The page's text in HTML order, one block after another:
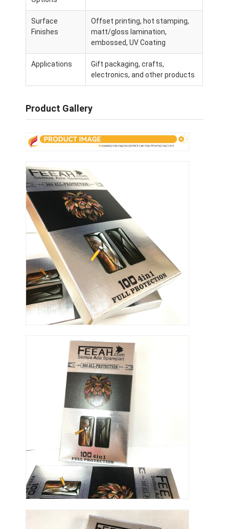
Visite de l'usine
Contrôle de qualité
Contactez-nous
Impression de boîtes d'emballage
Boîte de empaquetage cosmétique
Boîte d'emballage électronique
sacs de papier de cadeau
Boîte-cadeau rigide
boîte de papier pliante
boîte d'affichage
Les étagères de vente au détail
Étiquette adhésive
Sac facial d'emballage de masque
Impression de brochures sur mesure
Paquet rouge personnalisé
Surface
Finishes
Offset printing, hot stamping,
matt/gloss lamination,
embossed, UV Coating
Applications
Gift packaging, crafts,
electronics, and other products
Product Gallery